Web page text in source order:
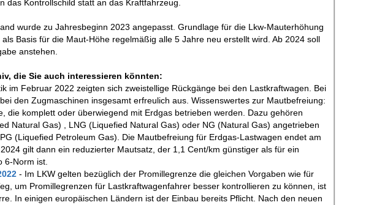
das Kontrollschild statt an das Kraftfahrzeug.
wurde zu Jahresbeginn 2023 angepasst. Grundlage für die Lkw-Mauterhöhung
Basis für die Maut-Höhe regelmäßig alle 5 Jahre neu erstellt wird. Ab 2024 soll
anstehen.
die Sie auch interessieren könnten:
im Februar 2022 zeigten sich zweistellige Rückgänge bei den Lastkraftwagen. Bei
den Zugmaschinen insgesamt erfreulich aus. Wissenswertes zur Mautbefreiung:
die komplett oder überwiegend mit Erdgas betrieben werden. Dazu gehören
Natural Gas) , LNG (Liquefied Natural Gas) oder NG (Natural Gas) angetrieben
(Liquefied Petroleum Gas). Die Mautbefreiung für Erdgas-Lastwagen endet am
gilt dann ein reduzierter Mautsatz, der 1,1 Cent/km günstiger als für ein
6-Norm ist.
- Im LKW gelten bezüglich der Promillegrenze die gleichen Vorgaben wie für
um Promillegrenzen für Lastkraftwagenfahrer besser kontrollieren zu können, ist
In einigen europäischen Ländern ist der Einbau bereits Pflicht. Nach den neuen